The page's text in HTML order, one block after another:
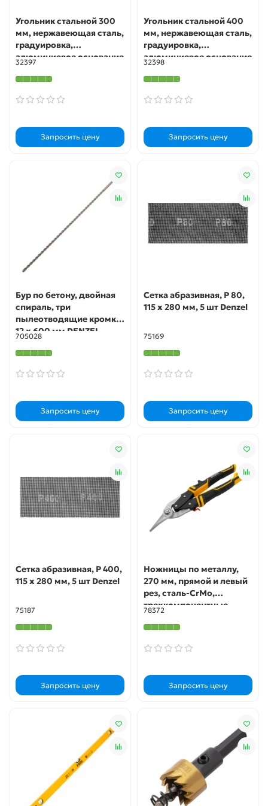
Угольник стальной 300
мм, нержавеющая сталь,
градуировка,
алюминиевое основание
Denzel
32397
Запросить цену
Угольник стальной 400
мм, нержавеющая сталь,
градуировка,
алюминиевое основание
Denzel
32398
Запросить цену
Бур по бетону, двойная
спираль, три
пылеотводящие кромки,
12 x 600 мм DENZEL
705028
Запросить цену
Сетка абразивная, P 80,
115 х 280 мм, 5 шт Denzel
75169
Запросить цену
Сетка абразивная, P 400,
115 х 280 мм, 5 шт Denzel
75187
Запросить цену
Ножницы по металлу,
270 мм, прямой и левый
рез, сталь-СrMo,
трехкомпонентные
рукоятки Denzel
78372
Запросить цену